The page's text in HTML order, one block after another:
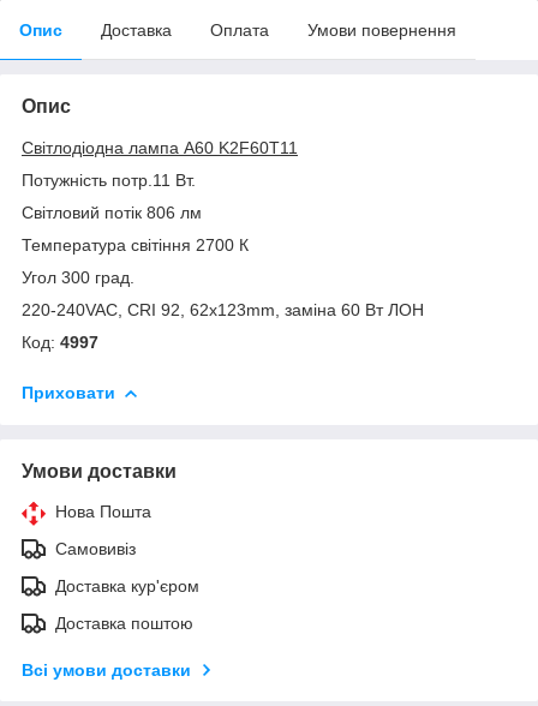
Опис Доставка Оплата Умови повернення
Опис
Світлодіодна лампа A60 K2F60T11
Потужність потр.11 Вт.
Світловий потік 806 лм
Температура світіння 2700 К
Угол 300 град.
220-240VAC, CRI 92, 62x123mm, заміна 60 Вт ЛОН
Код: 4997
Приховати
Умови доставки
Нова Пошта
Самовивіз
Доставка кур'єром
Доставка поштою
Всі умови доставки